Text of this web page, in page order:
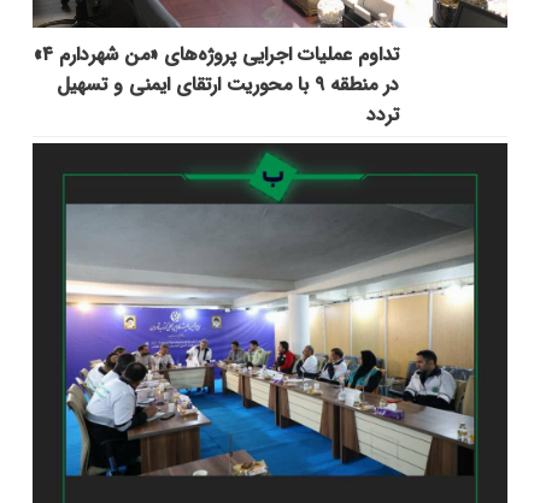
تداوم عملیات اجرایی پروژه‌های «من شهردارم ۴»
در منطقه ۹ با محوریت ارتقای ایمنی و تسهیل
تردد